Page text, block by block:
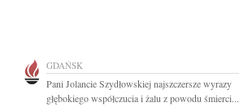
GDAŃSK
Pani Jolancie Szydłowskiej najszczersze wyrazy
głębokiego współczucia i żalu z powodu śmierci...